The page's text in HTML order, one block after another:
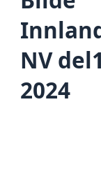
NV del1
2024